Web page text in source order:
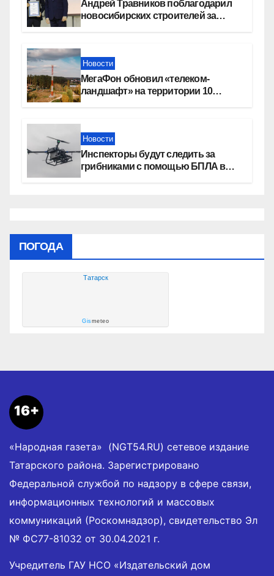
Андрей Травников поблагодарил
новосибирских строителей за
Новости
МегаФон обновил «телеком-
ландшафт» на территории 10
Новости
Инспекторы будут следить за
грибниками с помощью БПЛА в
ПОГОДА
Татарск
Gismeteo
16+
«Народная газета» (NGT54.RU) сетевое издание
Татарского района. Зарегистрировано
Федеральной службой по надзору в сфере связи,
информационных технологий и массовых
коммуникаций (Роскомнадзор), свидетельство Эл
№ ФС77-81032 от 30.04.2021 г.
Учредитель ГАУ НСО «Издательский дом